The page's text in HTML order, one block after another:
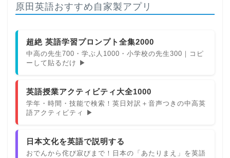
原田英語おすすめ自家製アプリ
超絶 英語学習プロンプト全集2000
中高の先生700・学ぶ人1000・小学校の先生300｜コピ
ーして貼るだけ ▶
英語授業アクティビティ大全1000
学年・時間・技能で検索！英日対訳＋音声つきの中高英
語アクティビティ ▶
日本文化を英語で説明する
おでんから侘び寂びまで！日本の「あたりまえ」を英語